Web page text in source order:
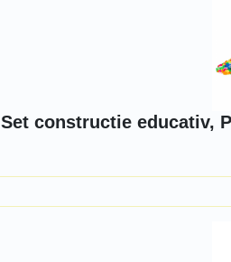
Set constructie educativ,